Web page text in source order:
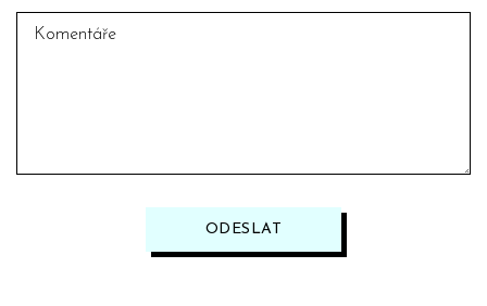
ODESLAT